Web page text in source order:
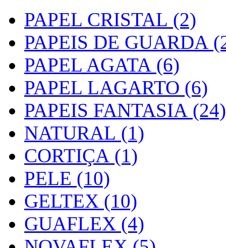
PAPEL CRISTAL (2)
PAPEIS DE GUARDA
PAPEL AGATA (6)
PAPEL LAGARTO (6)
PAPEIS FANTASIA (24)
NATURAL (1)
CORTIÇA (1)
PELE (10)
GELTEX (10)
GUAFLEX (4)